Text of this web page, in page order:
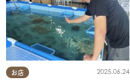
お店 2025.06.24